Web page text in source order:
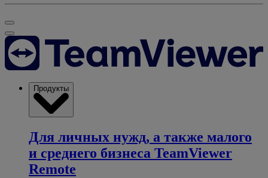
Продукты
Для личных нужд, а также малого
и среднего бизнеса TeamViewer
Remote